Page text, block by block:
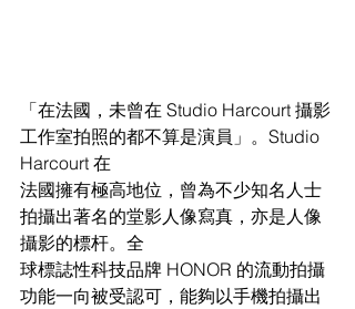
「在法國，未曾在 Studio Harcourt 攝影
工作室拍照的都不算是演員」。Studio
Harcourt 在
法國擁有極高地位，曾為不少知名人士
拍攝出著名的堂影人像寫真，亦是人像
攝影的標杆。全
球標誌性科技品牌 HONOR 的流動拍攝
功能一向被受認可，能夠以手機拍攝出